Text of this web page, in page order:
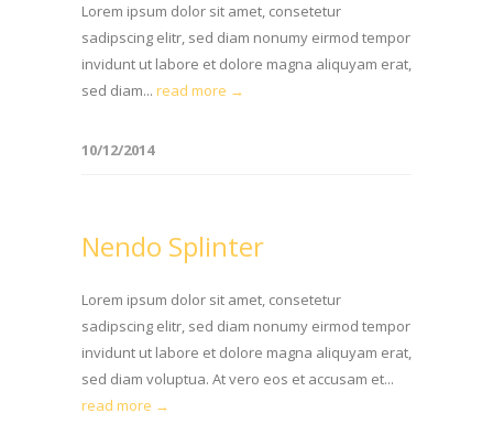
Lorem ipsum dolor sit amet, consetetur
sadipscing elitr, sed diam nonumy eirmod tempor
invidunt ut labore et dolore magna aliquyam erat,
sed diam... read more →
10/12/2014
Nendo Splinter
Lorem ipsum dolor sit amet, consetetur
sadipscing elitr, sed diam nonumy eirmod tempor
invidunt ut labore et dolore magna aliquyam erat,
sed diam voluptua. At vero eos et accusam et...
read more →